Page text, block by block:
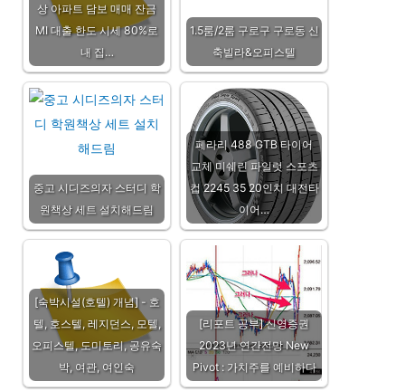
상 아파트 담보 매매 잔금
MI 대출 한도 시세 80%로
내 집…
1.5룸/2룸 구로구 구로동 신
축빌라&오피스텔
중고 시디즈의자 스터디 학
원책상 세트 설치해드림
페라리 488 GTB 타이어
교체 미쉐린 파일럿 스포츠
컵 2245 35 20인치 대전타
이어…
[숙박시설(호텔) 개념] - 호
텔, 호스텔, 레지던스, 모텔,
오피스텔, 도미토리, 공유숙
박, 여관, 여인숙
[리포트 공부] 신영증권
2023년 연간전망 New
Pivot : 가치주를 예비하다